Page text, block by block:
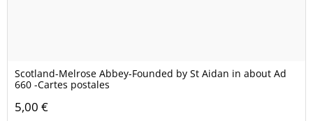
Scotland-Melrose Abbey-Founded by St Aidan in about Ad
660 -Cartes postales
5,00 €